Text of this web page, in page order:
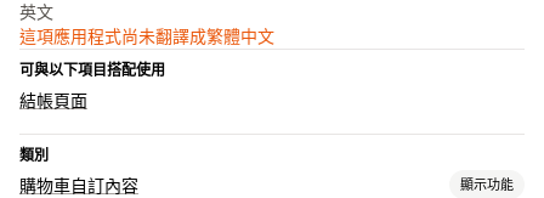
英文
這項應用程式尚未翻譯成繁體中文
可與以下項目搭配使用
結帳頁面
類別
購物車自訂內容 顯示功能